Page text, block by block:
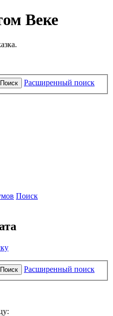
Веке
Поиск Расширенный поиск
Поиск
Поиск
Расширенный поиск